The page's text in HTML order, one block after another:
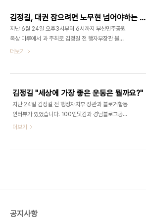
각 오랫동안 ..
탓도 한 몫 하지 않았을까 나름대로 생각해봅니다. 김
훤주 경블공 대표와 달그리메, 장복산 그리고 저 이렇
게 네 사람이 경블공 회원으로서 참석했고요. 다른 이
들로는 블로그를 운영하는 지역노동자로서 문상환
씨와 김택선 씨가 참석했습니다. 역시 블로거인 이김
령후보 선거본부 운동원이기도 했습니다. 그리고 진
참석했습니다...
김정길, 대권 잡으려면 노무현 넘어야하는 까닭
지난 6월 24일 오후3시부터 6시까지 부산민주공원
옥상 마루에서 과 주최로 김정길 전 행자부장관 블로
그합동인터뷰가 있었습니다. 인터뷰는 예정된 시간
마음으로 인터뷰 기사를 연재하려고 생각했지만, 역
시 정치인에 대한 이야기라 의도와 달리 무거워지는
것은 어쩔 수가 없습니다. 지난 6월 12일 김정길 전
장관은 대선 출마를 선언했습니다. 내년 총선에도 선
도 출마해 부산에서 최소 5석, 최대 10석까지 얻어
습니다. 이날 인터뷰에는 서울, 부산, 창원에서 15명
더보기
김정길 "세상에 가장 좋은 운동은 뭘까요?"
지난 24일 김정길 전 행정자치부 장관과 블로거합동
인터뷰가 있었습니다. 100인닷컴과 경남블로그공동
체가 주최한 행사였습니다. “김정길 장관? 도대체 어
는 분은 아시겠지만, 모르시는 젊은 분들을 위해 말씀
더보기
공지사항